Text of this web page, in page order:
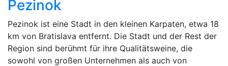
Pezinok
Pezinok ist eine Stadt in den kleinen Karpaten, etwa 18
km von Bratislava entfernt. Die Stadt und der Rest der
Region sind berühmt für ihre Qualitätsweine, die
sowohl von großen Unternehmen als auch von